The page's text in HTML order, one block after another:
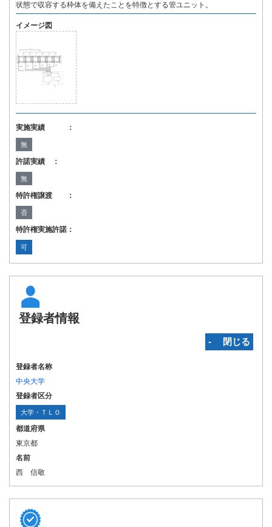
状態で収容する枠体を備えたことを特徴とする管ユニット。
イメージ図
実施実績 ：
無
許諾実績 ：
無
特許権譲渡 ：
否
特許権実施許諾：
可
登録者情報
‐ 閉じる
登録者名称
中央大学
登録者区分
大学・ＴＬＯ
都道府県
東京都
名前
西 信敬